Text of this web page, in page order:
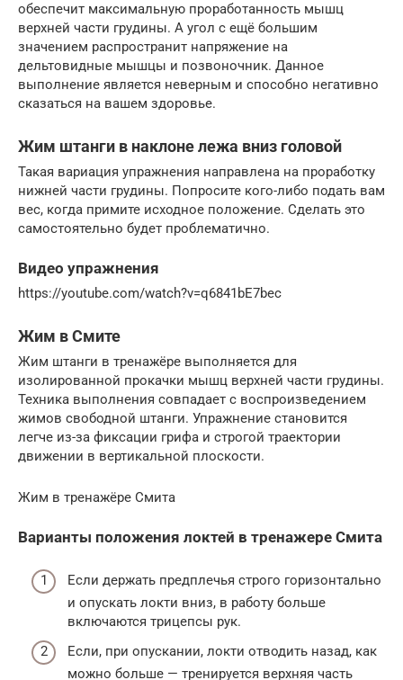
обеспечит максимальную проработанность мышц
верхней части грудины. А угол с ещё большим
значением распространит напряжение на
дельтовидные мышцы и позвоночник. Данное
выполнение является неверным и способно негативно
сказаться на вашем здоровье.
Жим штанги в наклоне лежа вниз головой
Такая вариация упражнения направлена на проработку
нижней части грудины. Попросите кого-либо подать вам
вес, когда примите исходное положение. Сделать это
самостоятельно будет проблематично.
Видео упражнения
https://youtube.com/watch?v=q6841bE7bec
Жим в Смите
Жим штанги в тренажёре выполняется для
изолированной прокачки мышц верхней части грудины.
Техника выполнения совпадает с воспроизведением
жимов свободной штанги. Упражнение становится
легче из-за фиксации грифа и строгой траектории
движении в вертикальной плоскости.
Жим в тренажёре Смита
Варианты положения локтей в тренажере Смита
Если держать предплечья строго горизонтально
и опускать локти вниз, в работу больше
включаются трицепсы рук.
Если, при опускании, локти отводить назад, как
можно больше — тренируется верхняя часть